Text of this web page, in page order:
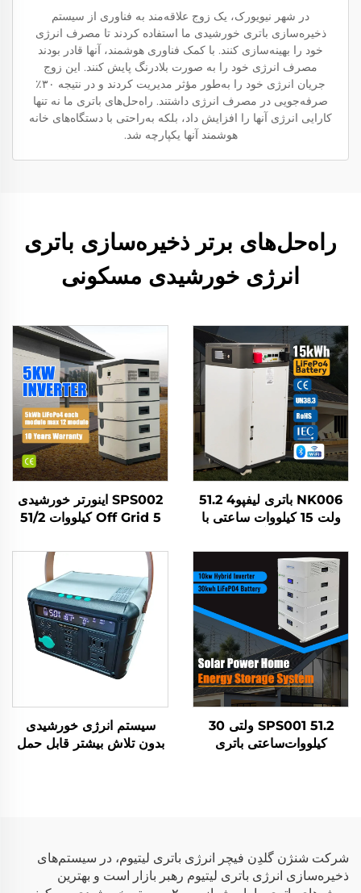
در شهر نیویورک، یک زوج علاقه‌مند به فناوری از سیستم
ذخیره‌سازی باتری خورشیدی ما استفاده کردند تا مصرف انرژی
خود را بهینه‌سازی کنند. با کمک فناوری هوشمند، آنها قادر بودند
مصرف انرژی خود را به صورت بلادرنگ پایش کنند. این زوج
جریان انرژی خود را به‌طور مؤثر مدیریت کردند و در نتیجه ۳۰٪
صرفه‌جویی در مصرف انرژی داشتند. راه‌حل‌های باتری ما نه تنها
کارایی انرژی آنها را افزایش داد، بلکه به‌راحتی با دستگاه‌های خانه
هوشمند آنها یکپارچه شد.
راه‌حل‌های برتر ذخیره‌سازی باتری
انرژی خورشیدی مسکونی
NK006 باتری لیفپو4 51.2
ولت 15 کیلووات ساعتی با
برای نصب روی پایه، سیستم
ذخیره انرژی خورشیدی
خانگی هوشمند با نمایشگر
لمسی اس‌بی‌ام‌اس
SPS002 اینورتر خورشیدی
Off Grid 5 کیلووات 51/2
باتری LifePo4 سیستم
ذخیره باتری خورشیدی
خانگی
SPS001 51.2 ولتی 30
کیلووات‌ساعتی باتری
سیستم انرژی خورشیدی
بدون تلاش بیشتر قابل حمل
شرکت شنژن گلدِن فیچر انرژی باتری لیتیوم، در سیستم‌های
ذخیره‌سازی انرژی باتری لیتیوم رهبر بازار است و بهترین